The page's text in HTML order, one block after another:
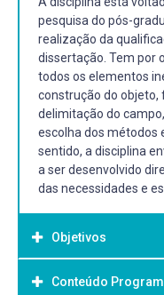
pesquisa do pós-
realização da
dissertação. Tem por
todos os elementos
construção do objeto,
delimitação do
escolha dos métodos
sentido, a disciplina
a ser desenvolvido
das necessidades e
Objetivos
Objetivo Geral:
Conteúdo